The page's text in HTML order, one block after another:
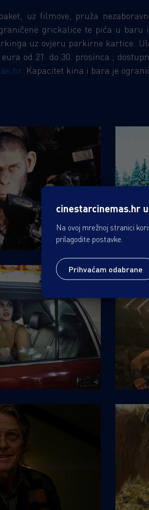
uz filmove, pruža
grickalice te pića u
uz ovjeru parkirne kartice.
eura od 21. do 30. prosinca.;
. Kapacitet kina i bara je
cinestarcinemas.hr
Na ovoj mrežnoj stranici
prilagodite postavke.
Prihvaćam odabrane